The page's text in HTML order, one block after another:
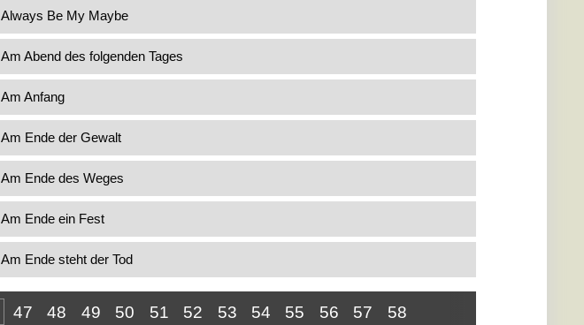
Always Be My Maybe
Am Abend des folgenden Tages
Am Anfang
Am Ende der Gewalt
Am Ende des Weges
Am Ende ein Fest
Am Ende steht der Tod
47 48 49 50 51 52 53 54 55 56 57 58